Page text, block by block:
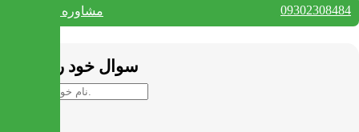
مشاوره واتس آپ 09302308484
سوال خود را بپرسید